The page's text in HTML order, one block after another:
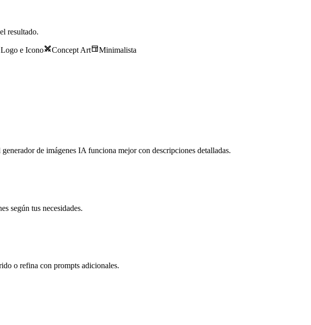
resultado.
Logo e Icono Concept Art Minimalista
de imágenes IA funciona mejor con descripciones detalladas.
según tus necesidades.
o refina con prompts adicionales.